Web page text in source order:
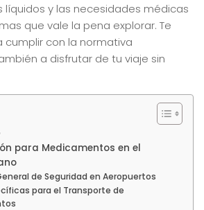
líquidos y las necesidades médicas
que vale la pena explorar. Te
cumplir con la normativa
a disfrutar de tu viaje sin
para Medicamentos en el
de Seguridad en Aeropuertos
para el Transporte de